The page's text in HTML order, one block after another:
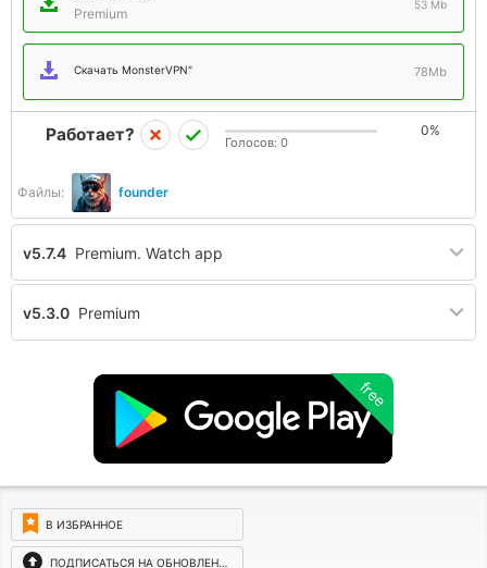
Premium
53 Mb
Скачать MonsterVPN" 78Mb
Файлы: founder
Работает? 0%
Голосов: 0
v5.7.4 Premium. Watch app
v5.3.0 Premium
free
В ИЗБРАННОЕ
ПОДПИСАТЬСЯ НА ОБНОВЛЕНИЯ